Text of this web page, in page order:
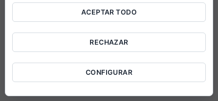
ACEPTAR TODO
RECHAZAR
CONFIGURAR